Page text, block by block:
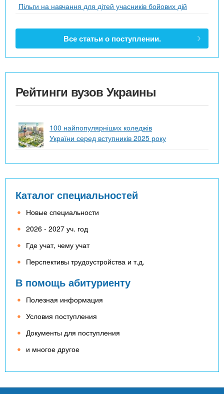
Пільги на навчання для дітей учасників бойових дій
Все статьи о поступлении.
Рейтинги вузов Украины
100 найпопулярніших коледжів
України серед вступників 2025 року
Каталог специальностей
Новые специальности
2026 - 2027 уч. год
Где учат, чему учат
Перспективы трудоустройства и т.д.
В помощь абитуриенту
Полезная информация
Условия поступления
Документы для поступления
и многое другое